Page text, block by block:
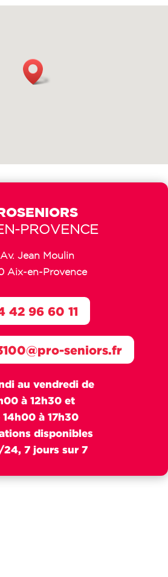
PROVENCE
Jean Moulin
Aix-en-Provence
au vendredi de
à 12h30 et
14h00 à 17h30
disponibles
7 jours sur 7
seniors.fr
42 96 60 11